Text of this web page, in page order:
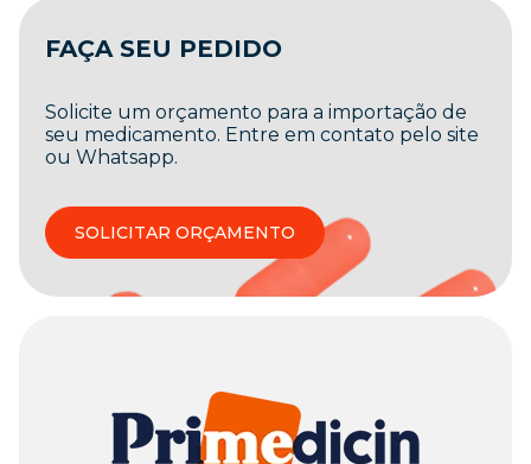
FAÇA SEU PEDIDO
Solicite um orçamento para a importação de
seu medicamento. Entre em contato pelo site
ou Whatsapp.
SOLICITAR ORÇAMENTO